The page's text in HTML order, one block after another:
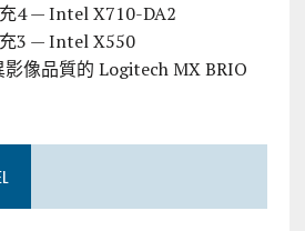
4 — Intel X710-DA2
3 — Intel X550
像品質的 Logitech MX BRIO